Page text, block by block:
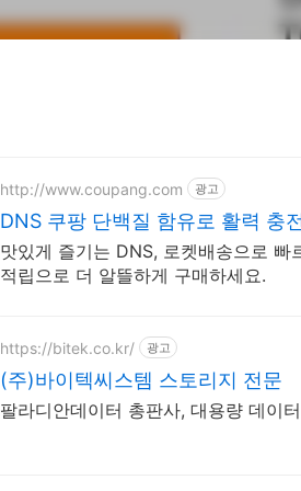
http://www.coupang.com 광고
DNS 쿠팡 단백질 함유로 활력 충
맛있게 즐기는 DNS, 로켓배송으로
적립으로 더 알뜰하게 구매하세요.
https://bitek.co.kr/ 광고
(주)바이텍씨스템 스토리지 전문
팔라디안데이터 총판사, 대용량 데이